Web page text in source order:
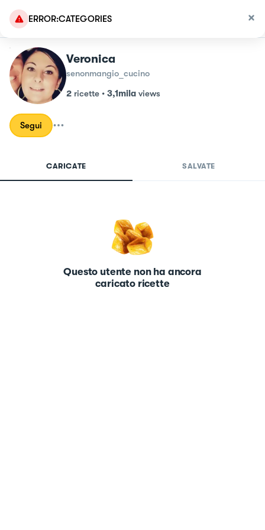
ERROR:CATEGORIES
Veronica
senonmangio_cucino
2 ricette • 3,1mila views
Segui
CARICATE SALVATE
Questo utente non ha ancora
caricato ricette